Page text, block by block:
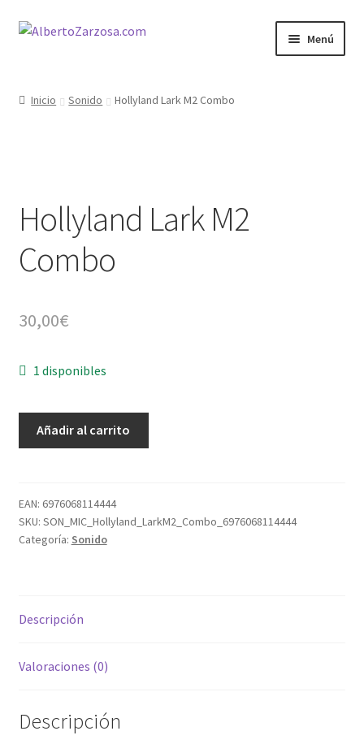
Ir
Ir
Menú
AZ Filosofía
AZ Operadores / Creadores
Inicio Sonido Hollyland Lark M2 Combo
Hollyland Lark M2
Combo
30,00€
1 disponibles
cantidad
Añadir al carrito
EAN: 6976068114444
SKU: SON_MIC_Hollyland_LarkM2_Combo_6976068114444
Categoría: Sonido
Descripción
Valoraciones (0)
Descripción